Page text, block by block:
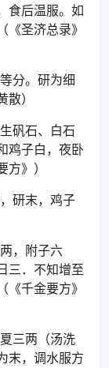
食后温服。如
圣济总录》
分。研为细
）
矾石、白石
鸡子白，夜卧
》）
研末，鸡子
，附子六
三．不知增至
千金要方》
三两（汤洗
末，调水服方